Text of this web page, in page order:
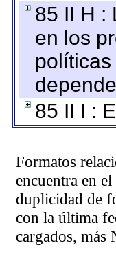
85 II H :
en los
85 II I :
Formatos
encuentra en el
duplicidad de
con la última
cargados,